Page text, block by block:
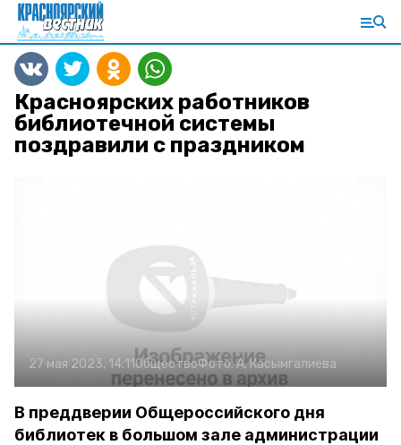
Красноярских работников
библиотечной системы
поздравили с праздником
27 мая 2023, 14:11ОбществоФото:А. Касымгалиева
В преддверии Общероссийского дня
библиотек в большом зале администрации